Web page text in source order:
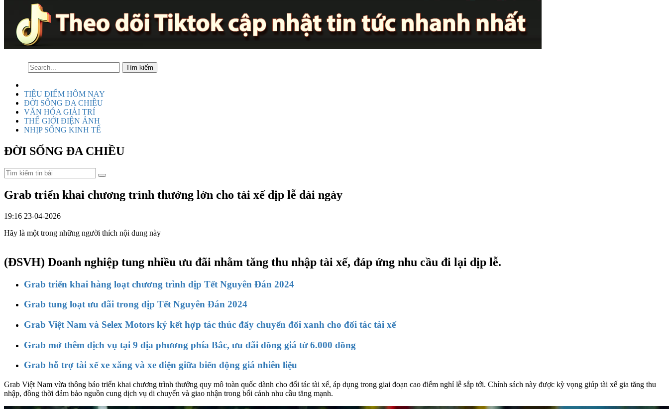
TIÊU ĐIỂM HÔM NAY
ĐỜI SỐNG ĐA CHIỀU
VĂN HÓA GIẢI TRÍ
THẾ GIỚI ĐIỆN ẢNH
NHỊP SỐNG KINH TẾ
ĐỜI SỐNG ĐA CHIỀU
Grab triển khai chương trình thưởng lớn cho tài xế dịp lễ dài ngày
19:16 23-04-2026
Hãy là một trong những người thích nội dung này
(ĐSVH) Doanh nghiệp tung nhiều ưu đãi nhằm tăng thu nhập tài xế, đáp ứng nhu cầu đi lại dịp lễ.
Grab triển khai hàng loạt chương trình dịp Tết Nguyên Đán 2024
Grab tung loạt ưu đãi trong dịp Tết Nguyên Đán 2024
Grab Việt Nam và Selex Motors ký kết hợp tác thúc đẩy chuyển đổi xanh cho đối tác tài xế
Grab mở thêm dịch vụ tại 9 địa phương phía Bắc, ưu đãi đồng giá từ 6.000 đồng
Grab hỗ trợ tài xế xe xăng và xe điện giữa biến động giá nhiên liệu
Grab Việt Nam vừa thông báo triển khai chương trình thưởng quy mô toàn quốc dành cho đối tác tài xế, áp dụng trong giai đoạn cao điểm nghỉ lễ sắp tới. Chính sách này được kỳ vọng giúp tài xế gia tăng thu
nhập, đồng thời đảm bảo nguồn cung dịch vụ di chuyển và giao nhận trong bối cảnh nhu cầu tăng mạnh.